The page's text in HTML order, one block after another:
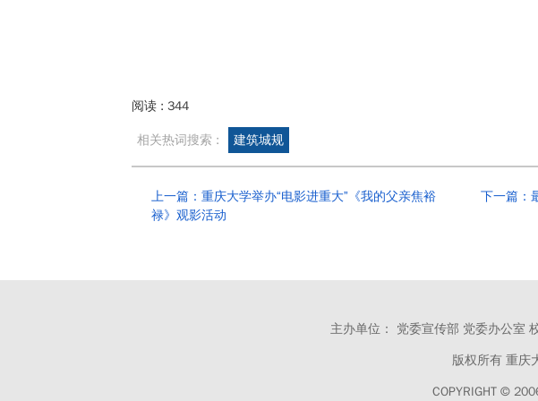
阅读 : 344
相关热词搜索 : 建筑城规
上一篇：重庆大学举办“电影进重大”《我的父亲焦裕
禄》观影活动
下一篇：
主办单位： 党委宣传部 党委办公室
版权所有 重庆
COPYRIGHT ©